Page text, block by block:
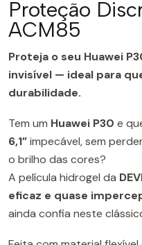
Proteção
ACM85
Proteja o seu Huawei
invisível — ideal para
durabilidade.
Tem um Huawei P30 e
6,1”impecável, sem
o brilho das cores?
A película hidrogel da
eficaz e quase
ainda confia neste